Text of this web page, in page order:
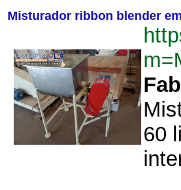
Misturador ribbon blender
60